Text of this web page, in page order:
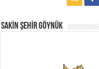
Sakİn Şehİr GÖYNÜK